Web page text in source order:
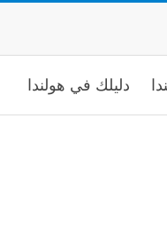
دليلك في هولندا